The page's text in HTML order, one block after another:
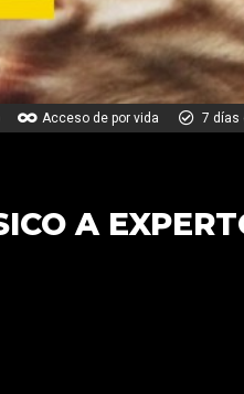
Acceso de por vida 7 días
A